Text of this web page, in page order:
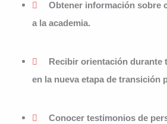
Obtener información sobre
a la academia.
Recibir orientación durante
en la nueva etapa de transición
Conocer testimonios de